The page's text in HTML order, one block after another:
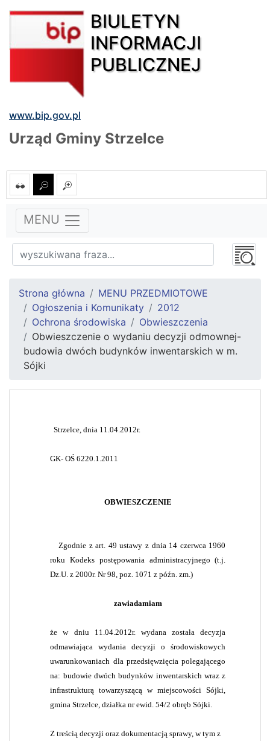
BIULETYN
INFORMACJI
PUBLICZNEJ
www.bip.gov.pl
Urząd Gminy Strzelce
MENU
Strona główna
MENU PRZEDMIOTOWE
Ogłoszenia i Komunikaty
2012
Ochrona środowiska
Obwieszczenia
Obwieszczenie o wydaniu decyzji odmownej-
budowia dwóch budynków inwentarskich w m.
Sójki
Strzelce, dnia 11.04.2012r.
GK- OŚ6220.1.2011
OBWIESZCZENIE
Zgodnie z art. 49 ustawy z dnia 14 czerwca 1960
roku Kodeks postępowania administracyjnego (t.j.
Dz.U. z 2000r. Nr 98, poz. 1071 z późn. zm.)
zawiadamiam
że w dniu 11.04.2012r. wydana została decyzja
odmawiająca wydania decyzji o środowiskowych
uwarunkowaniach dla przedsięwzięciapolegającego
na: budowie dwóch budynków inwentarskich wraz z
infrastrukturą towarzyszącą w miejscowości Sójki,
gmina Strzelce, działka nr ewid. 54/2 obręb Sójki.
Z treścią decyzji oraz dokumentacją sprawy, w tym z